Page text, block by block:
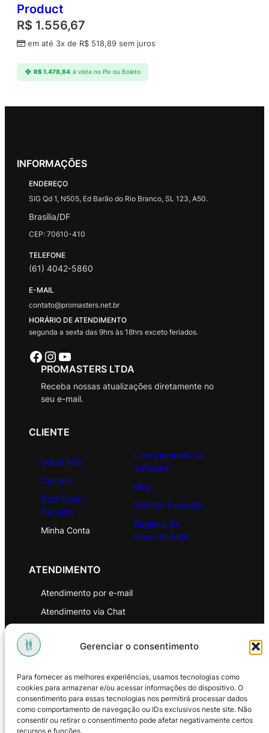
Gerenciar o consentimento
Para fornecer as melhores experiências, usamos tecnologias como
cookies para armazenar e/ou acessar informações do dispositivo. O
consentimento para essas tecnologias nos permitirá processar dados
como comportamento de navegação ou IDs exclusivos neste site. Não
consentir ou retirar o consentimento pode afetar negativamente certos
recursos e funções.
Product
R$ 1.556,67
em até 3x de R$ 518,89 sem juros
R$1.478,84 à vista no Pix ou Boleto
INFORMAÇÕES
ENDEREÇO
SIG Qd 1, N505, Ed Barão do Rio Branco, SL 123, A50.
Brasília/DF
CEP: 70610-410
TELEFONE
(61) 4042-5860
E-MAIL
contato@promasters.net.br
HORÁRIO DE ATENDIMENTO
segunda a sexta das 9hrs às 18hrs exceto feriados.
Facebook Instagram Youtube
PROMASTERS LTDA
Receba nossas atualizações diretamente no
seu e-mail.
CLIENTE
Sobre Nós
Contato
Seja Nosso
Parceiro
Minha Conta
Licenciamento de
Software
Blog
Solicitar Proposta
Registro de
Oportunidade
ATENDIMENTO
Atendimento por e-mail
Atendimento via Chat
Política de Privacidade
Política de Troca e Devoluções
Política de Reembolso